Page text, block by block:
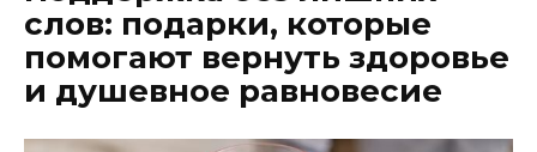
слов: подарки, которые
помогают вернуть здоровье
и душевное равновесие